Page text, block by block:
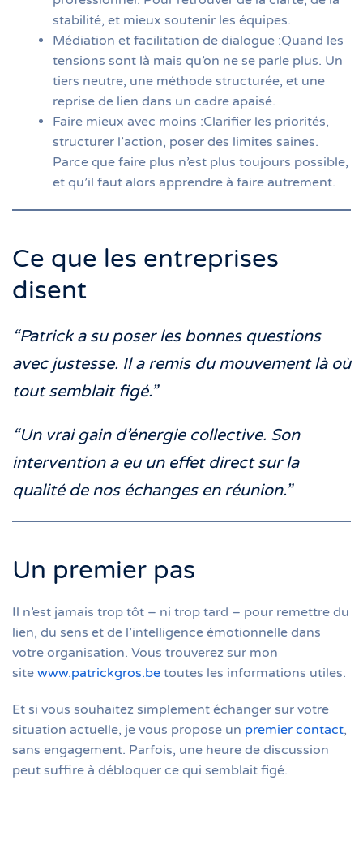
stabilité, et mieux soutenir les équipes.
Médiation et facilitation de dialogue :Quand les
tensions sont là mais qu’on ne se parle plus. Un
tiers neutre, une méthode structurée, et une
reprise de lien dans un cadre apaisé.
Faire mieux avec moins :Clarifier les priorités,
structurer l’action, poser des limites saines.
Parce que faire plus n’est plus toujours possible,
et qu’il faut alors apprendre à faire autrement.
Ce que les entreprises
disent
“Patrick a su poser les bonnes questions
avec justesse. Il a remis du mouvement là où
tout semblait figé.”
“Un vrai gain d’énergie collective. Son
intervention a eu un effet direct sur la
qualité de nos échanges en réunion.”
Un premier pas
Il n’est jamais trop tôt – ni trop tard – pour remettre du
lien, du sens et de l’intelligence émotionnelle dans
votre organisation. Vous trouverez sur mon
site www.patrickgros.be toutes les informations utiles.
Et si vous souhaitez simplement échanger sur votre
situation actuelle, je vous propose un premier contact,
sans engagement. Parfois, une heure de discussion
peut suffire à débloquer ce qui semblait figé.